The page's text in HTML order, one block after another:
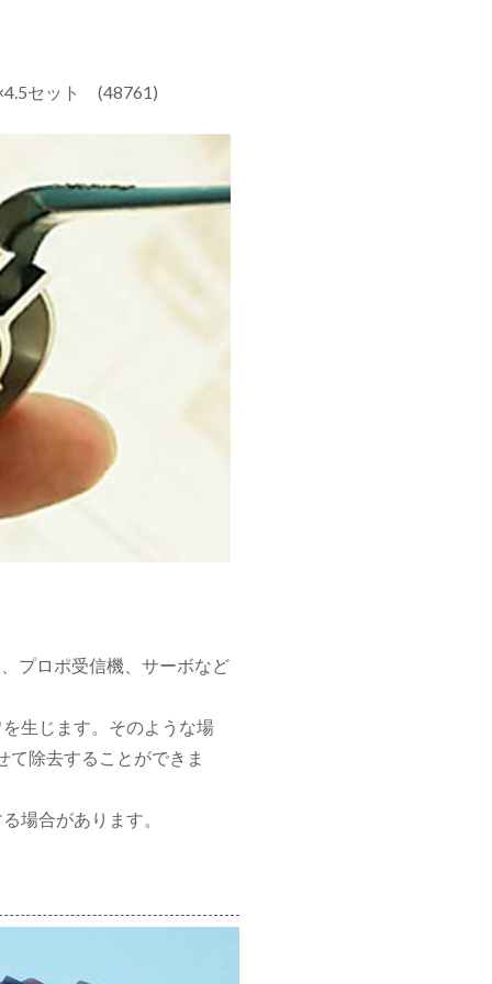
セット (48761)
プロポ受信機、サーボなど
生じます。そのような場
除去することができま
場合があります。